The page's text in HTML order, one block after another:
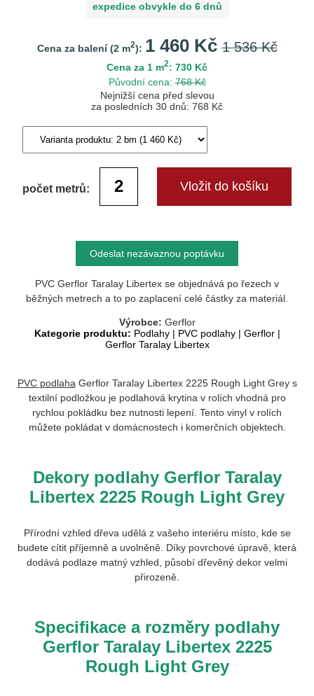
expedice obvykle do 6 dnů
Cena za balení (2m2): 1 460 Kč1 536 Kč
Cena za 1 m2: 730 Kč
Původní cena:768 Kč
Nejnižší cena před slevou
za posledních 30 dnů: 768 Kč
počet metrů:
Odeslat nezávaznou poptávku
PVC Gerflor Taralay Libertex se objednává po řezech v
běžných metrech a to po zaplacení celé částky za materiál.
Výrobce: Gerflor
Kategorie produktu: Podlahy| PVC podlahy| Gerflor|
Gerflor Taralay Libertex
PVC podlaha Gerflor Taralay Libertex 2225 Rough Light Grey s
textilní podložkou je podlahová krytina v rolích vhodná pro
rychlou pokládku bez nutnosti lepení. Tento vinyl v rolích
můžete pokládat v domácnostech i komerčních objektech.
Dekory podlahy Gerflor Taralay
Libertex 2225 Rough Light Grey
Přírodní vzhled dřeva udělá z vašeho interiéru místo, kde se
budete cítit příjemně a uvolněně. Díky povrchové úpravě, která
dodává podlaze matný vzhled, působí dřevěný dekor velmi
přirozeně.
Specifikace a rozměry podlahy
Gerflor Taralay Libertex 2225
Rough Light Grey